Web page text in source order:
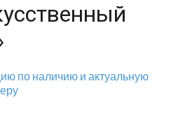
по наличию и актуальную